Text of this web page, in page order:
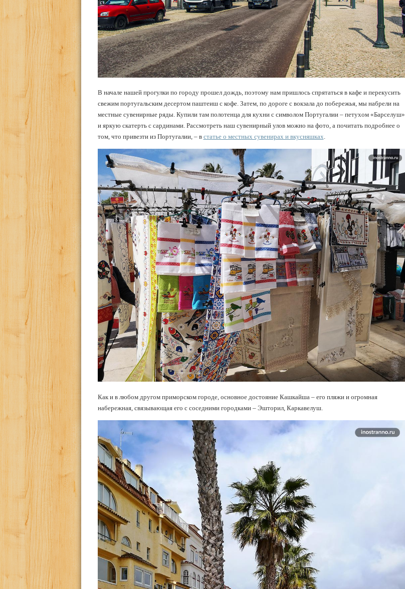
В начале нашей прогулки по городу прошел дождь, поэтому нам пришлось спрятаться в кафе и перекусить
свежим португальским десертом паштеиш с кофе. Затем, по дороге с вокзала до побережья, мы набрели на
местные сувенирные ряды. Купили там полотенца для кухни с символом Португалии – петухом «Барселуш»
и яркую скатерть с сардинами. Рассмотреть наш сувенирный улов можно на фото, а почитать подробнее о
том, что привезти из Португалии, – в статье о местных сувенирах и вкусняшках.
Как и в любом другом приморском городе, основное достояние Кашкайша – его пляжи и огромная
набережная, связывающая его с соседними городками – Эшторил, Каркавелуш.